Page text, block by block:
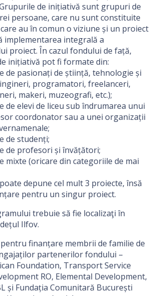
de inițiativă sunt grupuri de
persoane, care nu sunt constituite
au în comun o viziune și un proiect
implementarea integrală a
proiect. În cazul fondului de față,
inițiativă pot fi formate din:
de pasionați de știință, tehnologie și
programatori, freelanceri,
makeri, muzeografi, etc.);
de elevi de liceu sub îndrumarea unui
coordonator sau a unei organizații
de studenți;
de profesori și învățători;
mixte (oricare din categoriile de mai
depune cel mult 3 proiecte, însă
pentru un singur proiect.
trebuie să fie localizaţi în
Ilfov.
finanțare membrii de familie de
partenerilor fondului –
Foundation, Transport Service
RO, Elemental Development,
și Fundația Comunitară București